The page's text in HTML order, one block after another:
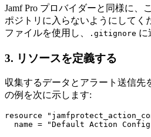
Jamf Pro プロバイダーと同様に、
ポジトリに入らないようにしてく
ファイルを使用し、 .gitignore に
3. リソースを定義する
収集するデータとアラート送信先
の例を次に示します:
resource
name = "Default Action